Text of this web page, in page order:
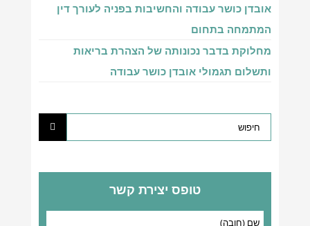
אובדן כושר עבודה והחשיבות בפניה לעורך דין
המתמחה בתחום
מחלוקת בדבר נכונותה של הצהרת בריאות
ותשלום תגמולי אובדן כושר עבודה
טופס יצירת קשר